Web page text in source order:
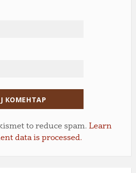
to reduce spam. Learn
data is processed.